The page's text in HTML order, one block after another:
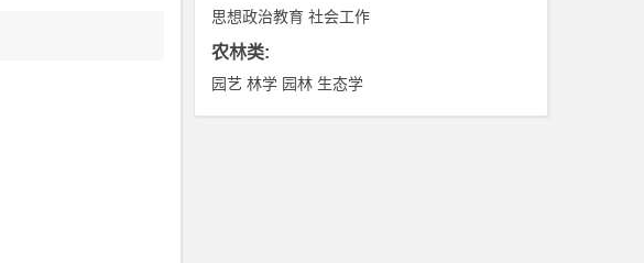
思想政治教育 社会工作
农林类:
园艺 林学 园林 生态学